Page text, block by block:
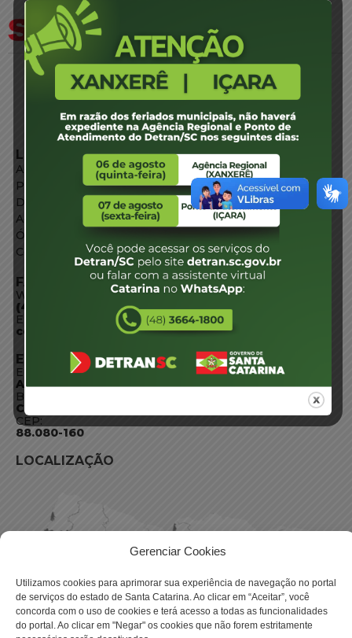
Gerenciar Cookies
Utilizamos cookies para aprimorar sua experiência de navegação no portal
de serviços do estado de Santa Catarina. Ao clicar em “Aceitar”, você
concorda com o uso de cookies e terá acesso a todas as funcionalidades
do portal. Ao clicar em "Negar" os cookies que não forem estritamente
LINKS EXTERNOS
Agência de Notícias
Portal de Serviços
Diário Oficial
Acesso à Informação
Órgãos do Governo
Conheça SC
FALE CONOSCO
WhatsApp:
(48) 3664-1800
E-mail:
centraldeinformacoes@detran.sc.gov.br
ENDEREÇO
Endereço:
Av. Almirante Tamandaré - 480
Bairro:
Coqueiros, Florianópolis SC
CEP:
88.080-160
LOCALIZAÇÃO